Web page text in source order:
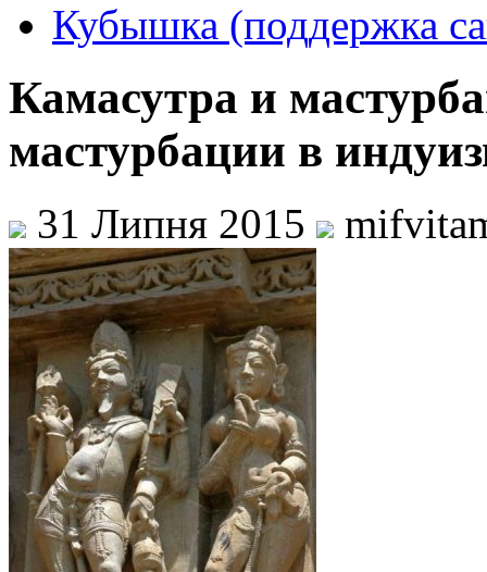
Кубышка (поддержка
Камасутра и
мастурбации в
31 Липня 2015